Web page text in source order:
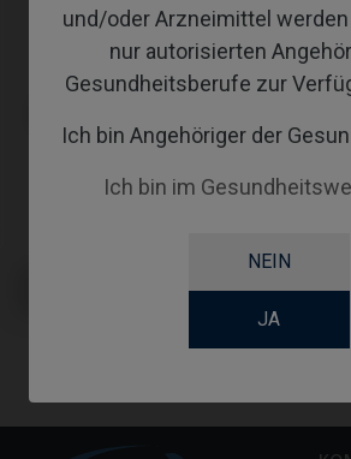
und/oder Arzneimittel
nur autorisierten
Gesundheitsberufe zur
Ich bin Angehöriger der
Ich bin im
NEIN
JA